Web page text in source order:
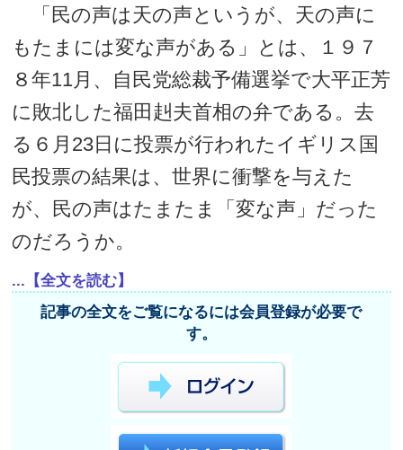
「民の声は天の声というが、天の声に
もたまには変な声がある」とは、１９７
８年11月、自民党総裁予備選挙で大平正芳
に敗北した福田赳夫首相の弁である。去
る６月23日に投票が行われたイギリス国
民投票の結果は、世界に衝撃を与えた
が、民の声はたまたま「変な声」だった
のだろうか。
...【全文を読む】
記事の全文をご覧になるには会員登録が必要で
す。